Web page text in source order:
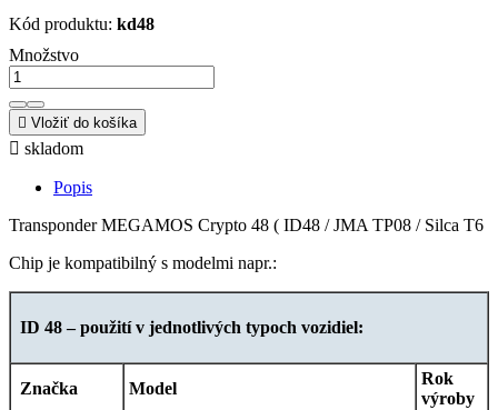
Kód produktu: kd48
Množstvo
 Vložiť do košíka
 skladom
Popis
Transponder MEGAMOS Crypto 48 ( ID48 / JMA TP08 / Silca T6
Chip je kompatibilný s modelmi napr.:
ID 48 – použití v jednotlivých typoch vozidiel:
Značka Model
Rok
výroby